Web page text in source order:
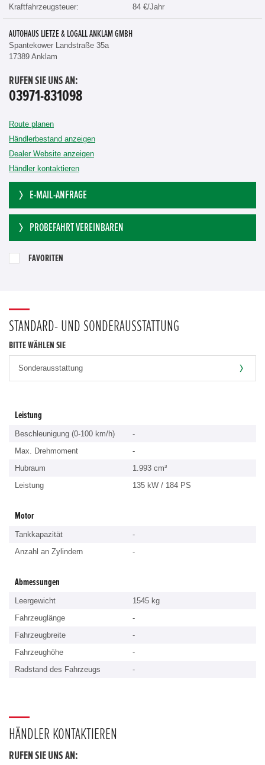
Kraftfahrzeugsteuer: 84 €/Jahr
AUTOHAUS LIETZE & LOGALL ANKLAM GMBH
Spantekower Landstraße 35a
17389 Anklam
RUFEN SIE UNS AN:
03971-831098
Route planen
Händlerbestand anzeigen
Dealer Website anzeigen
Händler kontaktieren
E-MAIL-ANFRAGE
PROBEFAHRT VEREINBAREN
FAVORITEN
STANDARD- UND SONDERAUSSTATTUNG
BITTE WÄHLEN SIE
Leistung
Beschleunigung (0-100 km/h)
-
Max. Drehmoment
-
Hubraum
1.993 cm³
Leistung
135 kW / 184 PS
Motor
Tankkapazität
-
Anzahl an Zylindern
-
Abmessungen
Leergewicht
1545 kg
Fahrzeuglänge
-
Fahrzeugbreite
-
Fahrzeughöhe
-
Radstand des Fahrzeugs
-
HÄNDLER KONTAKTIEREN
RUFEN SIE UNS AN: